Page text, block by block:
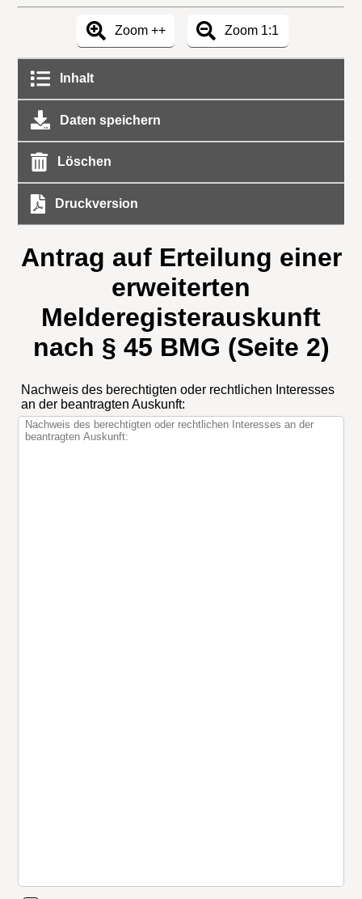
Zoom ++ Zoom 1:1
Inhalt
Daten speichern
Löschen
Druckversion
Antrag auf Erteilung einer
erweiterten
Melderegisterauskunft
nach § 45 BMG (Seite 2)
Nachweis des berechtigten oder rechtlichen Interesses
an der beantragten Auskunft: